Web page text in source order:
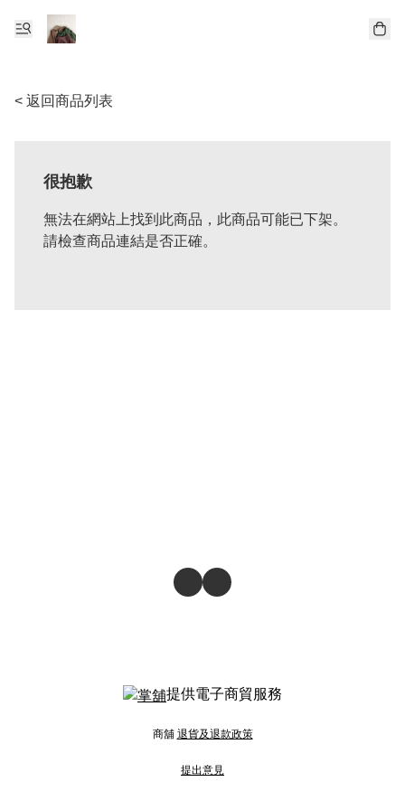
< 返回商品列表
很抱歉
無法在網站上找到此商品，此商品可能已下架。
請檢查商品連結是否正確。
提供電子商貿服務
商舖 退貨及退款政策
提出意見